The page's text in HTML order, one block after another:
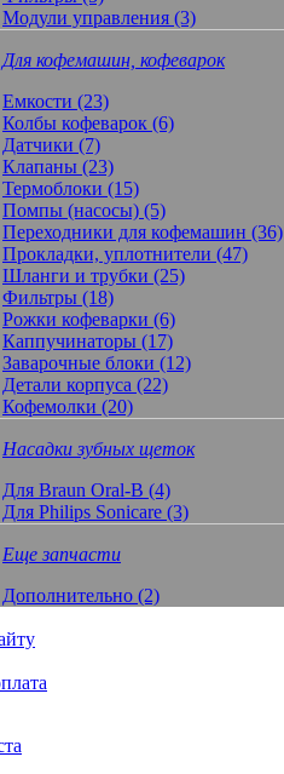
Модули управления (3)
Для кофемашин, кофеварок
Емкости (23)
Колбы кофеварок (6)
Датчики (7)
Клапаны (23)
Термоблоки (15)
Помпы (насосы) (5)
Переходники для кофемашин (36)
Прокладки, уплотнители (47)
Шланги и трубки (25)
Фильтры (18)
Рожки кофеварки (6)
Каппучинаторы (17)
Заварочные блоки (12)
Детали корпуса (22)
Кофемолки (20)
Насадки зубных щеток
Для Braun Oral-B (4)
Для Philips Sonicare (3)
Еще запчасти
Дополнительно (2)